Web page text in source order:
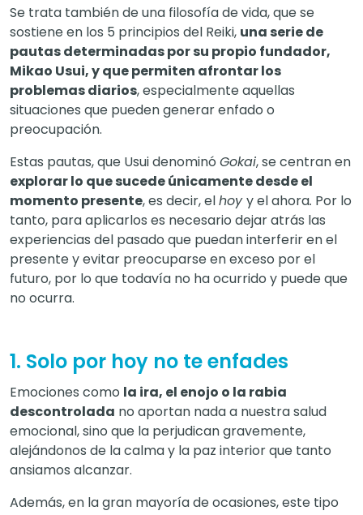
Se trata también de una filosofía de vida, que se
sostiene en los 5 principios del Reiki, una serie de
pautas determinadas por su propio fundador,
Mikao Usui, y que permiten afrontar los
problemas diarios, especialmente aquellas
situaciones que pueden generar enfado o
preocupación.
Estas pautas, que Usui denominó Gokai, se centran en
explorar lo que sucede únicamente desde el
momento presente, es decir, elhoyy el ahora. Por lo
tanto, para aplicarlos es necesario dejar atrás las
experiencias del pasado que puedan interferir en el
presente y evitar preocuparse en exceso por el
futuro, por lo que todavía no ha ocurrido y puede que
no ocurra.
1. Solo por hoy no te enfades
Emociones como la ira, el enojo o la rabia
descontrolada no aportan nada a nuestra salud
emocional, sino que la perjudican gravemente,
alejándonos de la calma y la paz interior que tanto
ansiamos alcanzar.
Además, en la gran mayoría de ocasiones, este tipo